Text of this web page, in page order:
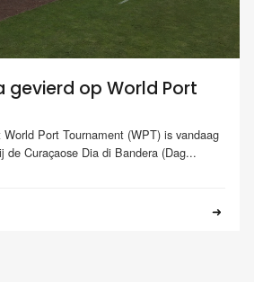
gevierd op World Port
Port Tournament (WPT) is vandaag
de Curaçaose Dia di Bandera (Dag...